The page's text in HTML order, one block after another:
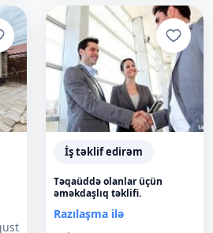
İş təklif edirəm
Təqaüddə olanlar üçün
əməkdaşlıq təklifi.
Razılaşma ilə